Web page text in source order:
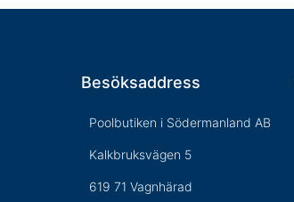
Besöksaddress
Poolbutiken i Södermanland AB
Kalkbruksvägen 5
619 71 Vagnhärad